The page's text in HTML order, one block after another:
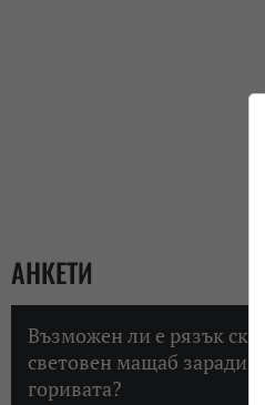
АНКЕТИ
Възможен ли е рязък
световен мащаб заради
горивата?